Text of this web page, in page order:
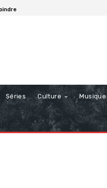
Séries Culture Musique